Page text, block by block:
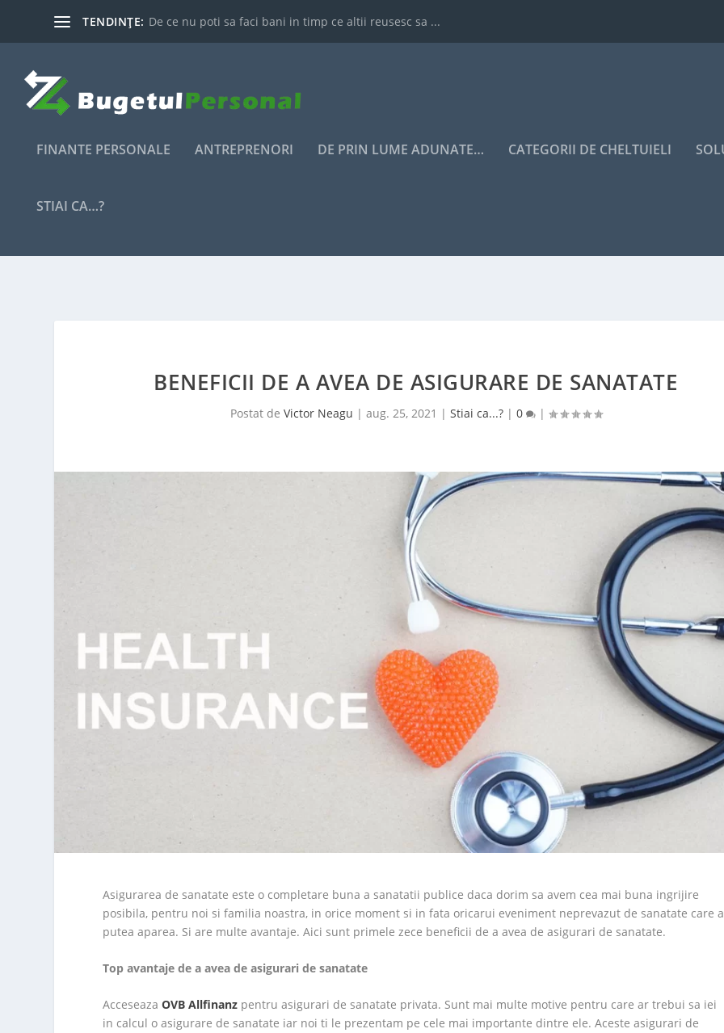
TENDINȚE: De ce nu poti sa faci bani in timp ce altii reusesc sa ...
FINANTE PERSONALE ANTREPRENORI DE PRIN LUME ADUNATE… CATEGORII DE CHELTUIELI
STIAI CA…?
BENEFICII DE A AVEA DE ASIGURARE DE SANATATE
Postat de Victor Neagu | aug. 25, 2021 | Stiai ca...?| 0 |
Asigurarea de sanatate este o completare buna a sanatatii publice daca dorim sa avem cea mai buna ingrijire
posibila, pentru noi si familia noastra, in orice moment si in fata oricarui eveniment neprevazut de sanatate care
putea aparea. Si are multe avantaje. Aici sunt primele zece beneficii de a avea de asigurari de sanatate.
Top avantaje de a avea de asigurari de sanatate
AcceseazaOVB Allfinanz pentru asigurari de sanatate privata. Sunt mai multe motive pentru care ar trebui sa iei
in calcul o asigurare de sanatate iar noi ti le prezentam pe cele mai importante dintre ele. Aceste asigurari de